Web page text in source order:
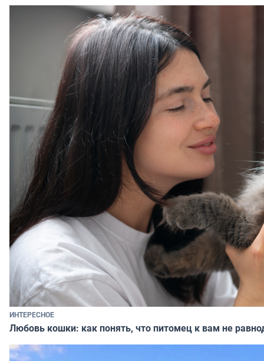
ИНТЕРЕСНОЕ
Любовь кошки: как понять, что питомец к вам не